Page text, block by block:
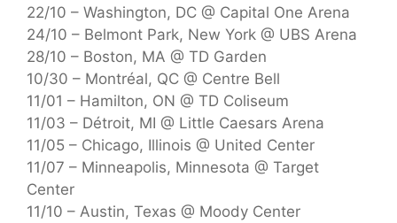
22/10 – Washington, DC @ Capital One Arena
24/10 – Belmont Park, New York @ UBS Arena
28/10 – Boston, MA @ TD Garden
10/30 – Montréal, QC @ Centre Bell
11/01 – Hamilton, ON @ TD Coliseum
11/03 – Détroit, MI @ Little Caesars Arena
11/05 – Chicago, Illinois @ United Center
11/07 – Minneapolis, Minnesota @ Target
Center
11/10 – Austin, Texas @ Moody Center